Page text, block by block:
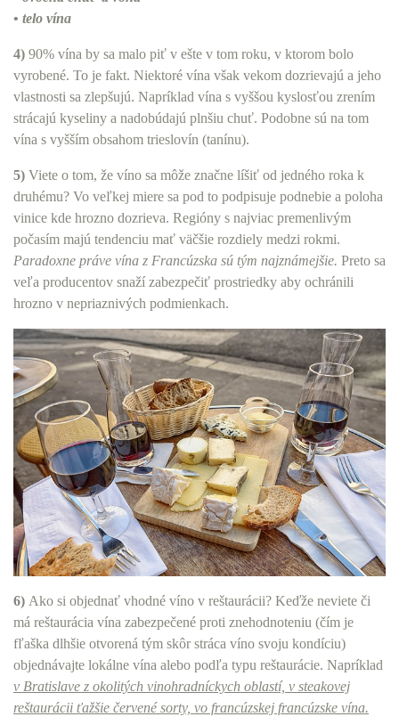
• telo vína
4) 90% vína by sa malo piť v ešte v tom roku, v ktorom bolo
vyrobené. To je fakt. Niektoré vína však vekom dozrievajú a jeho
vlastnosti sa zlepšujú. Napríklad vína s vyššou kyslosťou zrením
strácajú kyseliny a nadobúdajú plnšiu chuť. Podobne sú na tom
vína s vyšším obsahom trieslovín (tanínu).
5) Viete o tom, že víno sa môže značne líšiť od jedného roka k
druhému? Vo veľkej miere sa pod to podpisuje podnebie a poloha
vinice kde hrozno dozrieva. Regióny s najviac premenlivým
počasím majú tendenciu mať väčšie rozdiely medzi rokmi.
Paradoxne práve vína z Francúzska sú tým najznámejšie. Preto sa
veľa producentov snaží zabezpečiť prostriedky aby ochránili
hrozno v nepriaznivých podmienkach.
6) Ako si objednať vhodné víno v reštaurácii? Keďže neviete či
má reštaurácia vína zabezpečené proti znehodnoteniu (čím je
fľaška dlhšie otvorená tým skôr stráca víno svoju kondíciu)
objednávajte lokálne vína alebo podľa typu reštaurácie. Napríklad
v Bratislave z okolitých vinohradníckych oblastí, v steakovej
reštaurácii ťažšie červené sorty, vo francúzskej francúzske vína.